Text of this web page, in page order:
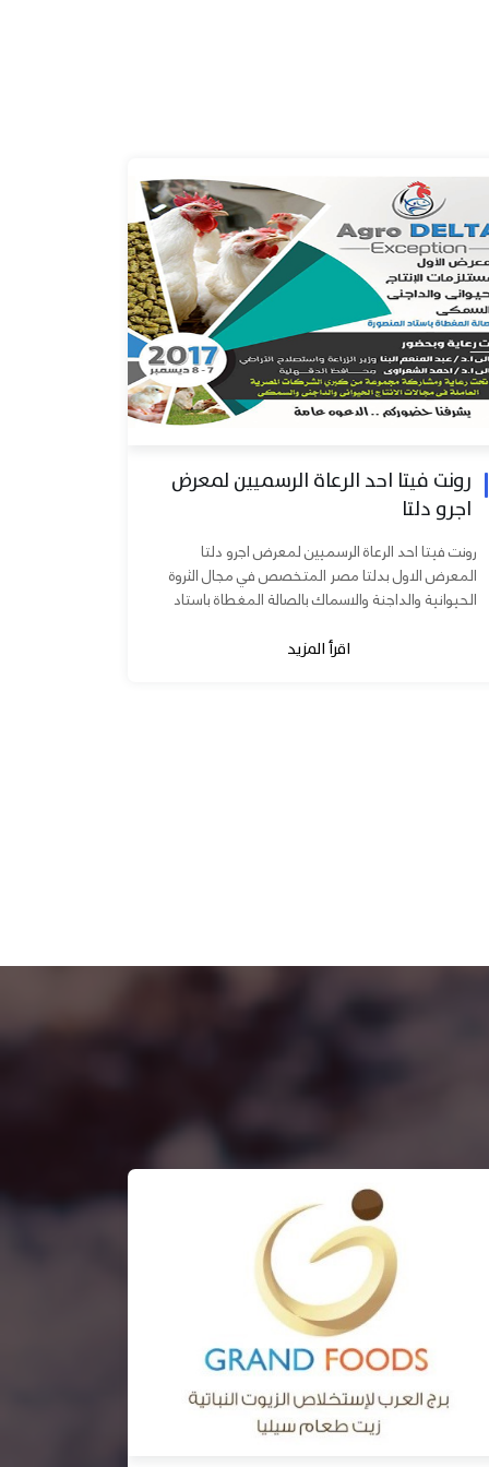
رونت فيتا احد الرعاة الرسميين لمعرض
اجرو دلتا
رونت فيتا احد الرعاة الرسميين لمعرض اجرو دلتا
المعرض الاول بدلتا مصر المتخصص في مجال الثروة
الحيوانية والداجنة والاسماك بالصالة المغطاة باستاد
اقرأ المزيد